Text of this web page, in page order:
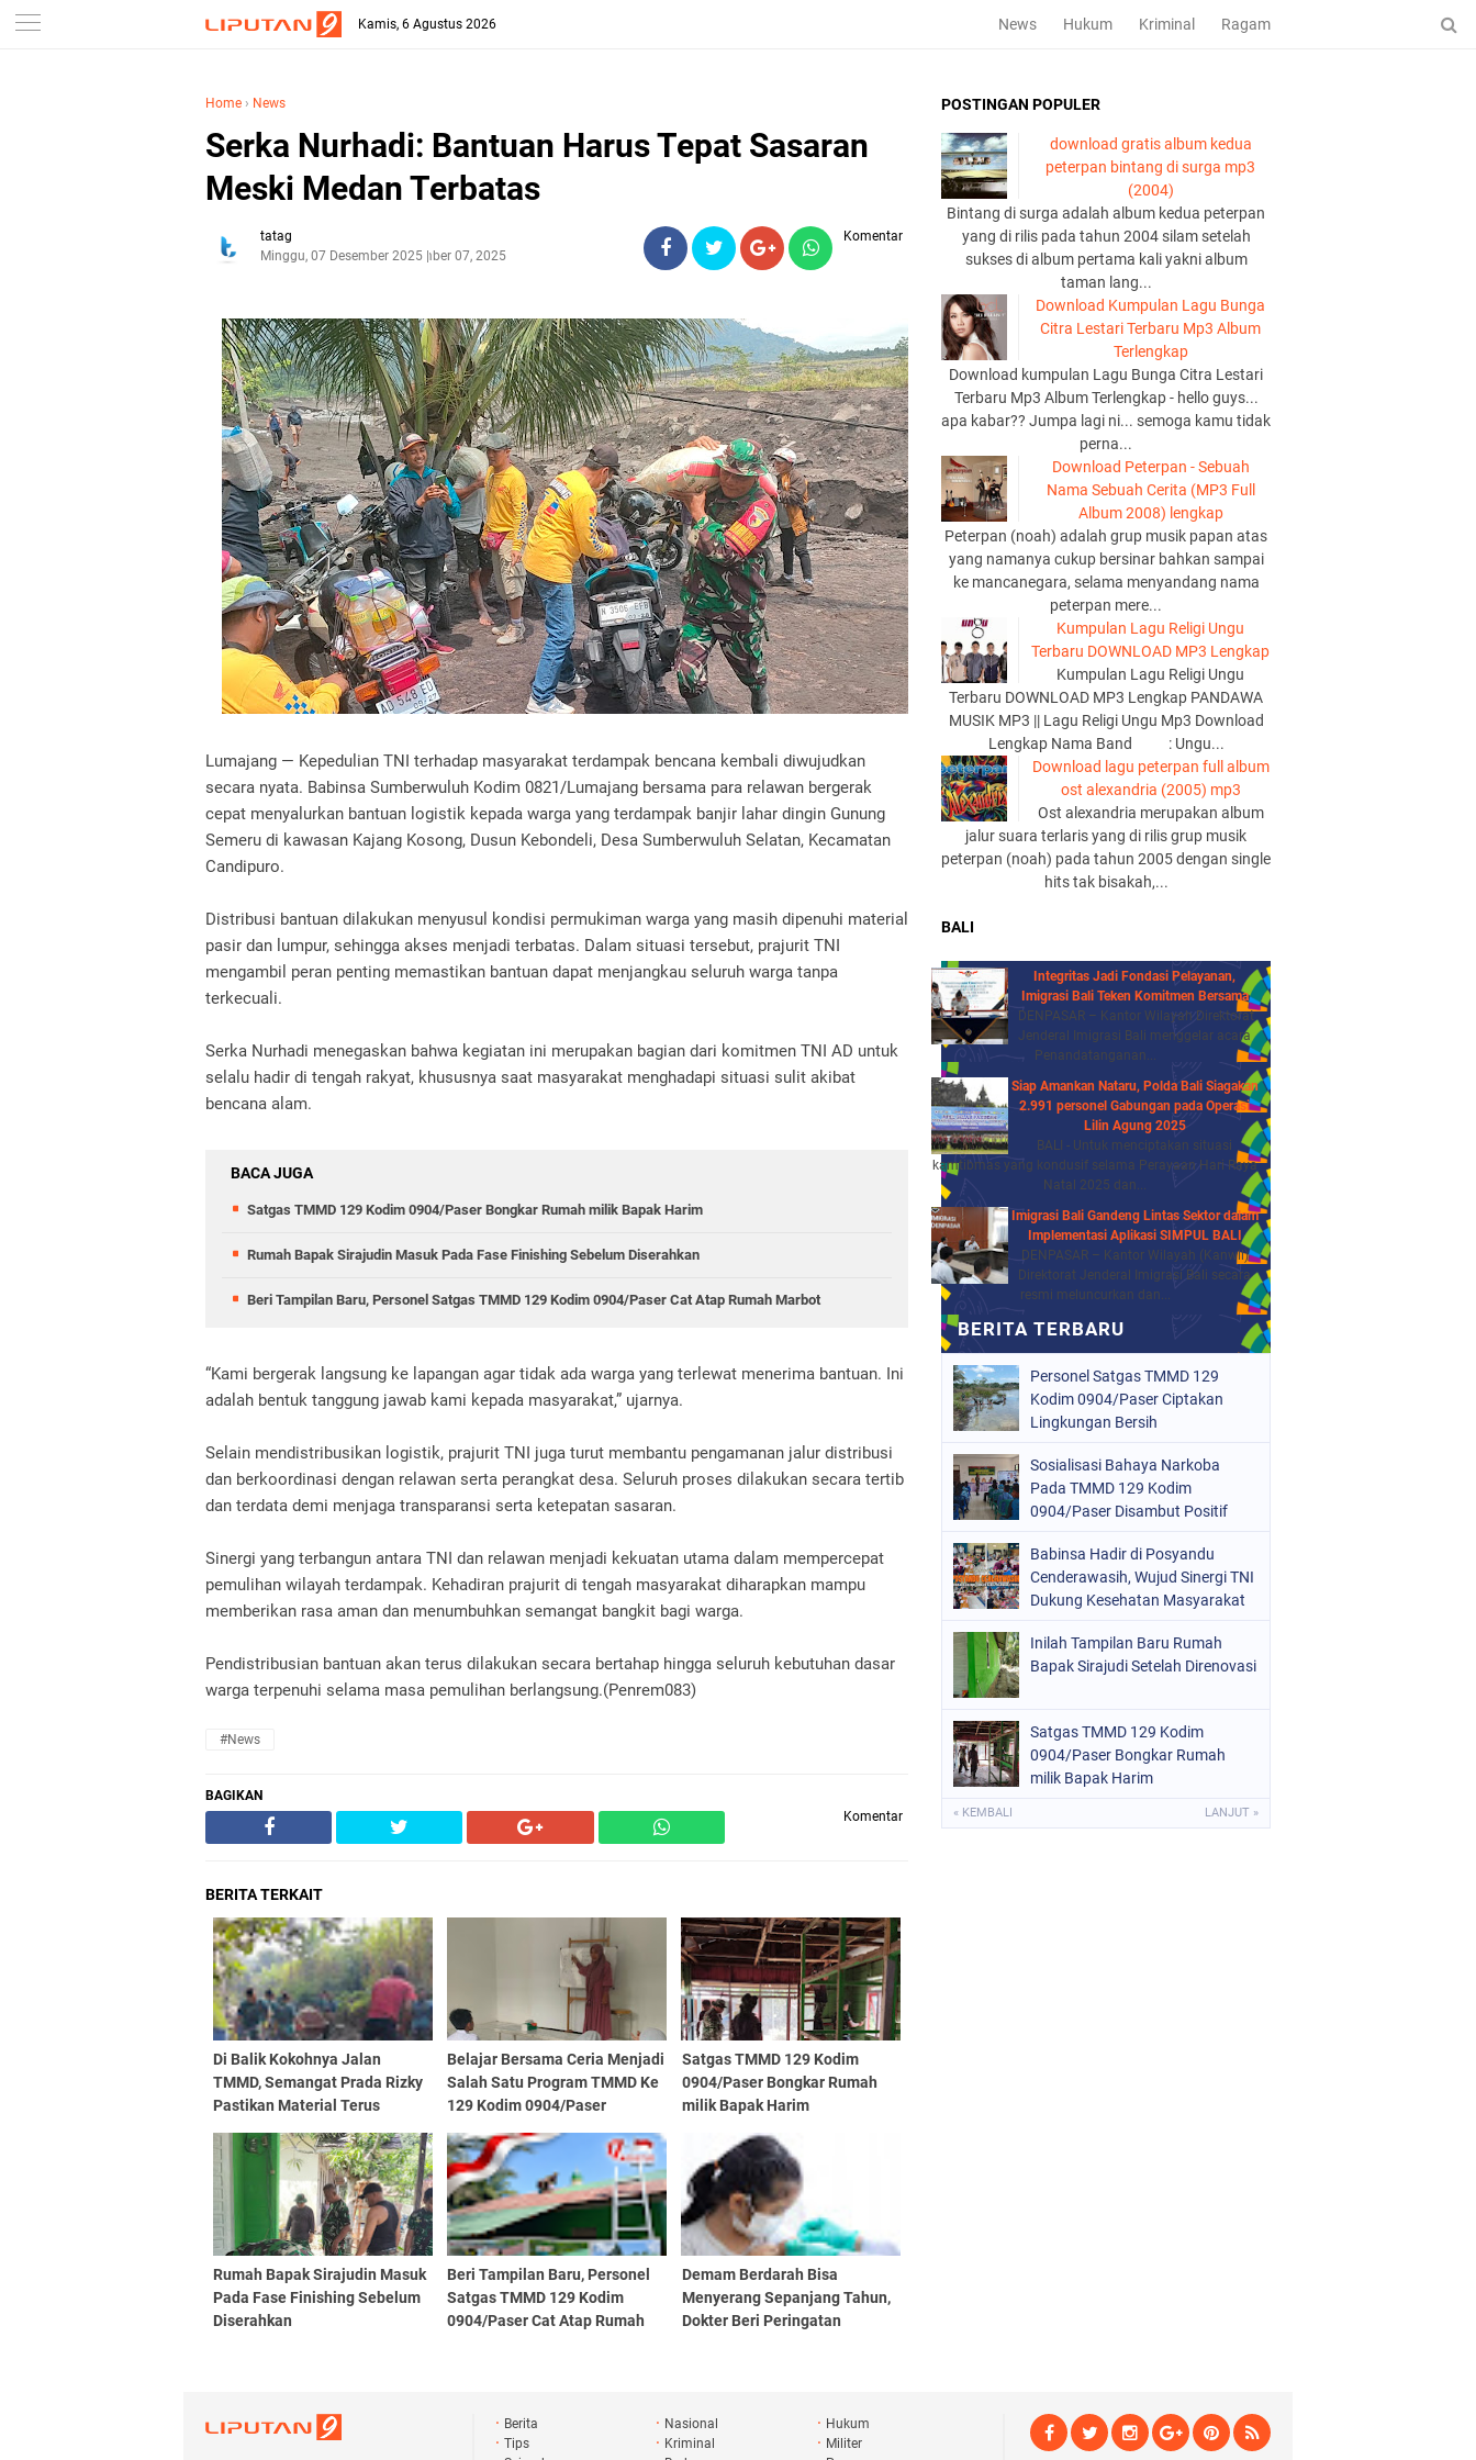
Kamis, 6 Agustus 2026 News Hukum Kriminal Ragam
Home › News
Serka Nurhadi: Bantuan Harus Tepat Sasaran
Meski Medan Terbatas
tatag
Minggu, 07 Desember 2025Desember 07, 2025
Komentar
Lumajang — Kepedulian TNI terhadap masyarakat terdampak bencana kembali diwujudkan
secara nyata. Babinsa Sumberwuluh Kodim 0821/Lumajang bersama para relawan bergerak
cepat menyalurkan bantuan logistik kepada warga yang terdampak banjir lahar dingin Gunung
Semeru di kawasan Kajang Kosong, Dusun Kebondeli, Desa Sumberwuluh Selatan, Kecamatan
Candipuro.
Distribusi bantuan dilakukan menyusul kondisi permukiman warga yang masih dipenuhi material
pasir dan lumpur, sehingga akses menjadi terbatas. Dalam situasi tersebut, prajurit TNI
mengambil peran penting memastikan bantuan dapat menjangkau seluruh warga tanpa
terkecuali.
Serka Nurhadi menegaskan bahwa kegiatan ini merupakan bagian dari komitmen TNI AD untuk
selalu hadir di tengah rakyat, khususnya saat masyarakat menghadapi situasi sulit akibat
bencana alam.
BACA JUGA
Satgas TMMD 129 Kodim 0904/Paser Bongkar Rumah milik Bapak Harim
Rumah Bapak Sirajudin Masuk Pada Fase Finishing Sebelum Diserahkan
Beri Tampilan Baru, Personel Satgas TMMD 129 Kodim 0904/Paser Cat Atap Rumah Marbot
“Kami bergerak langsung ke lapangan agar tidak ada warga yang terlewat menerima bantuan. Ini
adalah bentuk tanggung jawab kami kepada masyarakat,” ujarnya.
Selain mendistribusikan logistik, prajurit TNI juga turut membantu pengamanan jalur distribusi
dan berkoordinasi dengan relawan serta perangkat desa. Seluruh proses dilakukan secara tertib
dan terdata demi menjaga transparansi serta ketepatan sasaran.
Sinergi yang terbangun antara TNI dan relawan menjadi kekuatan utama dalam mempercepat
pemulihan wilayah terdampak. Kehadiran prajurit di tengah masyarakat diharapkan mampu
memberikan rasa aman dan menumbuhkan semangat bangkit bagi warga.
Pendistribusian bantuan akan terus dilakukan secara bertahap hingga seluruh kebutuhan dasar
warga terpenuhi selama masa pemulihan berlangsung.(Penrem083)
#News
BAGIKAN
Komentar
BERITA TERKAIT
Di Balik Kokohnya Jalan
TMMD, Semangat Prada Rizky
Pastikan Material Terus
Belajar Bersama Ceria Menjadi
Salah Satu Program TMMD Ke
129 Kodim 0904/Paser
Satgas TMMD 129 Kodim
0904/Paser Bongkar Rumah
milik Bapak Harim
Rumah Bapak Sirajudin Masuk
Pada Fase Finishing Sebelum
Diserahkan
Beri Tampilan Baru, Personel
Satgas TMMD 129 Kodim
0904/Paser Cat Atap Rumah
Demam Berdarah Bisa
Menyerang Sepanjang Tahun,
Dokter Beri Peringatan
POSTINGAN POPULER
download gratis album kedua
peterpan bintang di surga mp3
(2004)
Bintang di surga adalah album kedua peterpan
yang di rilis pada tahun 2004 silam setelah
sukses di album pertama kali yakni album
taman lang...
Download Kumpulan Lagu Bunga
Citra Lestari Terbaru Mp3 Album
Terlengkap
Download kumpulan Lagu Bunga Citra Lestari
Terbaru Mp3 Album Terlengkap - hello guys...
apa kabar?? Jumpa lagi ni... semoga kamu tidak
perna...
Download Peterpan - Sebuah
Nama Sebuah Cerita (MP3 Full
Album 2008) lengkap
Peterpan (noah) adalah grup musik papan atas
yang namanya cukup bersinar bahkan sampai
ke mancanegara, selama menyandang nama
peterpan mere...
Kumpulan Lagu Religi Ungu
Terbaru DOWNLOAD MP3 Lengkap
Kumpulan Lagu Religi Ungu
Terbaru DOWNLOAD MP3 Lengkap PANDAWA
MUSIK MP3 || Lagu Religi Ungu Mp3 Download
Lengkap Nama Band : Ungu...
Download lagu peterpan full album
ost alexandria (2005) mp3
Ost alexandria merupakan album
jalur suara terlaris yang di rilis grup musik
peterpan (noah) pada tahun 2005 dengan single
hits tak bisakah,...
BALI
Integritas Jadi Fondasi Pelayanan,
Imigrasi Bali Teken Komitmen Bersama
DENPASAR – Kantor Wilayah Direktorat
Jenderal Imigrasi Bali menggelar acara
Penandatanganan...
Siap Amankan Nataru, Polda Bali Siagakan
2.991 personel Gabungan pada Operasi
Lilin Agung 2025
BALI - Untuk menciptakan situasi
kamtibmas yang kondusif selama Perayaan Hari Raya
Natal 2025 dan...
Imigrasi Bali Gandeng Lintas Sektor dalam
Implementasi Aplikasi SIMPUL BALI
DENPASAR – Kantor Wilayah (Kanwil)
Direktorat Jenderal Imigrasi Bali secara
resmi meluncurkan dan...
Personel Satgas TMMD 129
Kodim 0904/Paser Ciptakan
Lingkungan Bersih
Sosialisasi Bahaya Narkoba
Pada TMMD 129 Kodim
0904/Paser Disambut Positif
Babinsa Hadir di Posyandu
Cenderawasih, Wujud Sinergi TNI
Dukung Kesehatan Masyarakat
Inilah Tampilan Baru Rumah
Bapak Sirajudi Setelah Direnovasi
Satgas TMMD 129 Kodim
0904/Paser Bongkar Rumah
milik Bapak Harim
« KEMBALI LANJUT »
Berita Nasional
Hukum
Tips
Kriminal
Militer